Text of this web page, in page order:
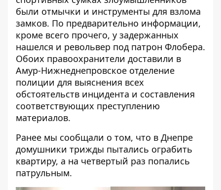
были отмычки и инструменты для взлома
замков. По предварительно информации,
кроме всего прочего, у задержанных
нашелся и револьвер под патрон Флобера.
Обоих правоохранители доставили в
Амур-Нижнеднепровское отделение
полиции для выяснения всех
обстоятельств инцидента и составления
соответствующих преступлению
материалов.
Ранее мы сообщали о том, что в Днепре
домушники трижды пытались ограбить
квартиру, а на четвертый раз попались
патрульным.